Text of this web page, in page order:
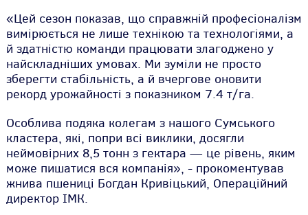
«Цей сезон показав, що справжній професіоналізм
вимірюється не лише технікою та технологіями, а
й здатністю команди працювати злагоджено у
найскладніших умовах. Ми зуміли не просто
зберегти стабільність, а й вчергове оновити
рекорд урожайності з показником 7.4 т/га.
Особлива подяка колегам з нашого Сумського
кластера, які, попри всі виклики, досягли
неймовірних 8,5 тонн з гектара — це рівень, яким
може пишатися вся компанія», - прокоментував
жнива пшениці Богдан Кривіцький, Операційний
директор ІМК.